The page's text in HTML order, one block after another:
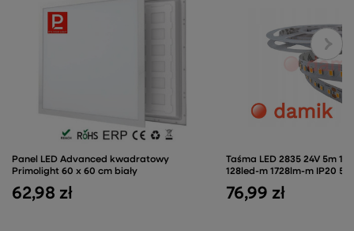
Panel LED Advanced kwadratowy
Primolight 60 x 60 cm biały
62,98 zł
Taśma LED 2835 24V 5m
128led-m 1728lm-m IP20 5
76,99 zł